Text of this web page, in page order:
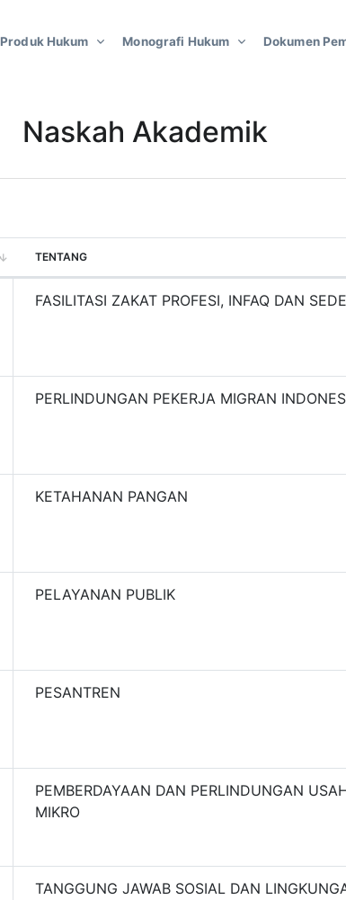
Produk Hukum Monografi Hukum Dokumen
Naskah Akademik
TENTANG
FASILITASI ZAKAT PROFESI, INFAQ DAN
PERLINDUNGAN PEKERJA MIGRAN
KETAHANAN PANGAN
PELAYANAN PUBLIK
PESANTREN
PEMBERDAYAAN DAN PERLINDUNGAN
MIKRO
TANGGUNG JAWAB SOSIAL DAN